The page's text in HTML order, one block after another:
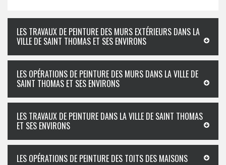
LES TRAVAUX DE PEINTURE DES MURS EXTÉRIEURS DANS LA
VILLE DE SAINT THOMAS ET SES ENVIRONS
LES OPÉRATIONS DE PEINTURE DES MURS DANS LA VILLE DE
SAINT THOMAS ET SES ENVIRONS
LES TRAVAUX DE PEINTURE DANS LA VILLE DE SAINT THOMAS
ET SES ENVIRONS
LES OPÉRATIONS DE PEINTURE DES TOITS DES MAISONS